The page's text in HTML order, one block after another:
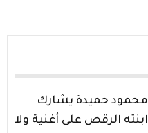
محمود حميدة يشارك
ابنته الرقص على أغنية ولا